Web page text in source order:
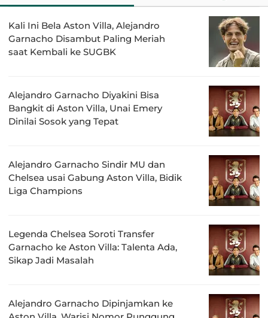
Kali Ini Bela Aston Villa, Alejandro
Garnacho Disambut Paling Meriah
saat Kembali ke SUGBK
Alejandro Garnacho Diyakini Bisa
Bangkit di Aston Villa, Unai Emery
Dinilai Sosok yang Tepat
Alejandro Garnacho Sindir MU dan
Chelsea usai Gabung Aston Villa, Bidik
Liga Champions
Legenda Chelsea Soroti Transfer
Garnacho ke Aston Villa: Talenta Ada,
Sikap Jadi Masalah
Alejandro Garnacho Dipinjamkan ke